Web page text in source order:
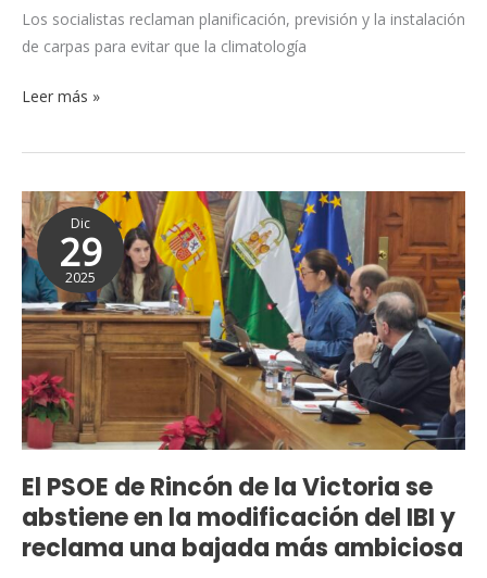
Los socialistas reclaman planificación, previsión y la instalación
de carpas para evitar que la climatología
anulación
de
Leer más »
Dic
29
2025
El PSOE de Rincón de la Victoria se
abstiene en la modificación del IBI y
reclama una bajada más ambiciosa
El
PSOE
de
Rincón
de
la
Victoria
se
abstiene
en
la
modificación
del
IBI